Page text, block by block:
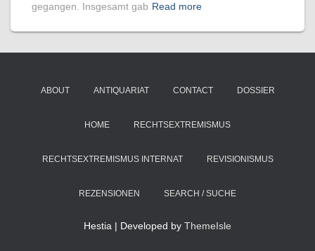
gegangen. Insgesamt gab Read more
ABOUT ANTIQUARIAT CONTACT DOSSIER
HOME RECHTSEXTREMISMUS
RECHTSEXTREMISMUS INTERNAT REVISIONISMUS
REZENSIONEN SEARCH / SUCHE
Hestia | Developed by ThemeIsle